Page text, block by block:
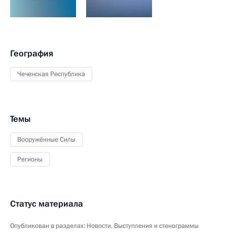
География
Чеченская Республика
Темы
Вооружённые Силы
Регионы
Статус материала
Опубликован в разделах: Новости, Выступления и стенограммы